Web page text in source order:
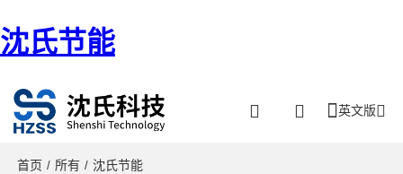
沈氏节能
英文版
首页 / 所有 / 沈氏节能